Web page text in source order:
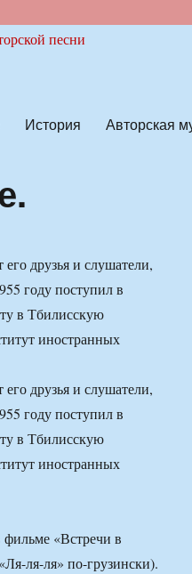
История Авторская
друзья и слушатели,
году поступил в
в Тбилисскую
иностранных
друзья и слушатели,
году поступил в
в Тбилисскую
иностранных
«Встречи в
ля-ля» по-грузински).